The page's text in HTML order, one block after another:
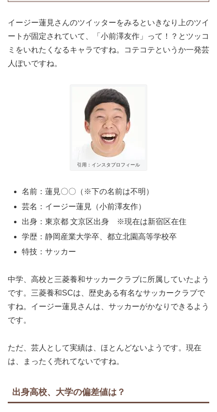
イージー蓮見さんのツイッターをみるといきなり上のツイ
ートが固定されていて、「小前澤友作」って！？とツッコ
ミをいれたくなるキャラですね。コテコテというか一発芸
人ぽいですね。
引用：インスタプロフィール
名前：蓮見〇〇（※下の名前は不明）
芸名：イージー蓮見（小前澤友作）
出身：東京都 文京区出身 ※現在は新宿区在住
学歴：静岡産業大学卒、都立北園高等学校卒
特技：サッカー
中学、高校と三菱養和サッカークラブに所属していたよう
です。三菱養和SCは、歴史ある有名なサッカークラブで
すね。イージー蓮見さんは、サッカーがかなりできるよう
です。
ただ、芸人として実績は、ほとんどないようです。現在
は、まったく売れてないですね。
出身高校、大学の偏差値は？